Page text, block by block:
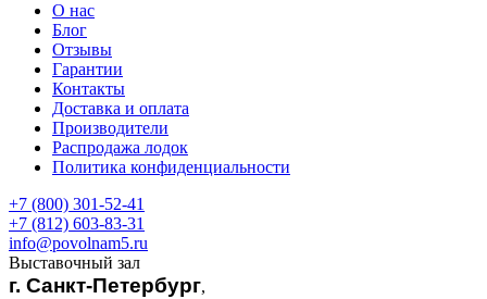
О нас
Блог
Отзывы
Гарантии
Контакты
Доставка и оплата
Производители
Распродажа лодок
Политика конфиденциальности
+7 (800) 301-52-41
+7 (812) 603-83-31
info@povolnam5.ru
Выставочный зал
г. Санкт-Петербург,